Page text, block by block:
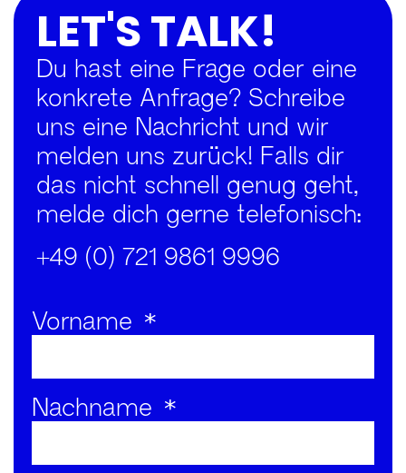
LET'S TALK!
Du hast eine Frage oder eine
konkrete Anfrage? Schreibe
uns eine Nachricht und wir
melden uns zurück! Falls dir
das nicht schnell genug geht,
melde dich gerne telefonisch:
+49 (0) 721 9861 9996
Vorname
Nachname